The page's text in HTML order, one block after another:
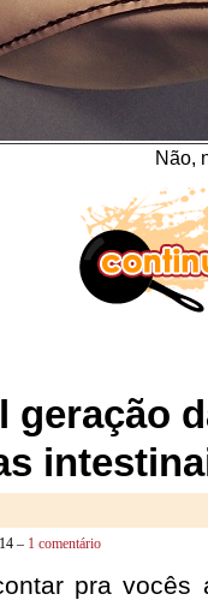
Não,
geração
– 1 comentário
pra vocês